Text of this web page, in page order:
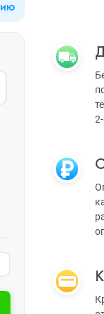
Apple Watch
Apple Watch
Apple Watch
Apple
Apple Watch